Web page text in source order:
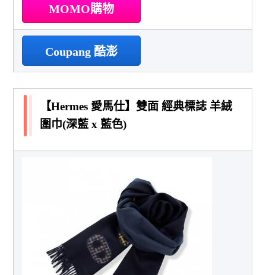
MOMO購物
Coupang 酷澎
【Hermes 愛馬仕】雙面 經典標誌 羊絨
圍巾(深藍 x 藍色)